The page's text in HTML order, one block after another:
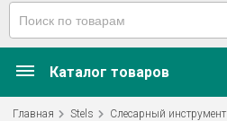
Каталог товаров
Главная Stels Слесарный инструмент